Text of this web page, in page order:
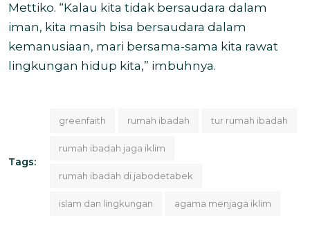
Mettiko. “Kalau kita tidak bersaudara dalam
iman, kita masih bisa bersaudara dalam
kemanusiaan, mari bersama-sama kita rawat
lingkungan hidup kita,” imbuhnya.
Tags:
greenfaith rumah ibadah tur rumah ibadah
rumah ibadah jaga iklim
rumah ibadah di jabodetabek
islam dan lingkungan agama menjaga iklim